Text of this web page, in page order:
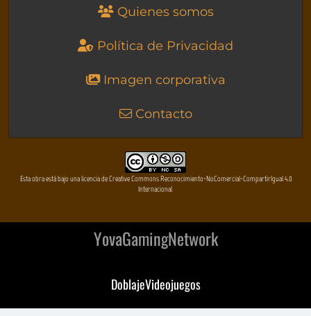
Quienes somos
Política de Privacidad
Imagen corporativa
Contacto
Esta obra está bajo una licencia de Creative Commons Reconocimiento-NoComercial-CompartirIgual 4.0
Internacional
YovaGamingNetwork
DoblajeVideojuegos